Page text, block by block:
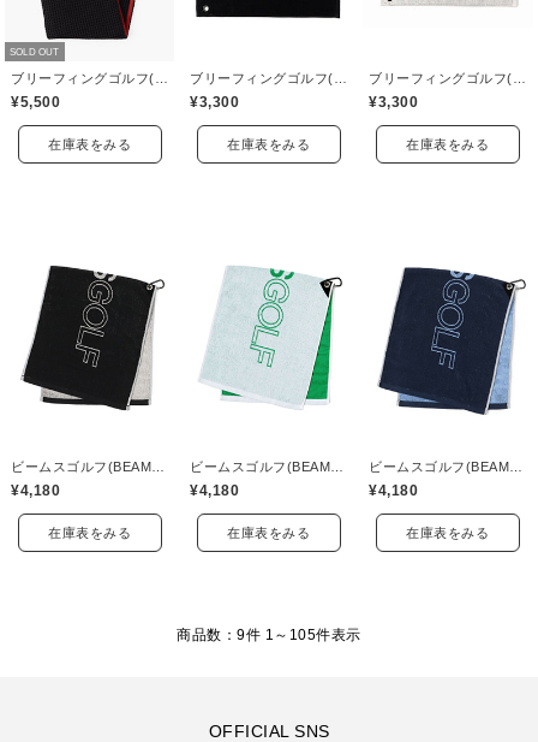
SOLD OUT
¥5,500
在庫表をみる
¥3,300
在庫表をみる
¥3,300
在庫表をみる
ビームスゴルフ(BEAMS GOLF)
¥4,180
在庫表をみる
ビームスゴルフ(BEAMS GOLF)
¥4,180
在庫表をみる
ビームスゴルフ(BEAMS GOLF)
¥4,180
在庫表をみる
商品数：9件 1～ 105件表示
OFFICIAL SNS